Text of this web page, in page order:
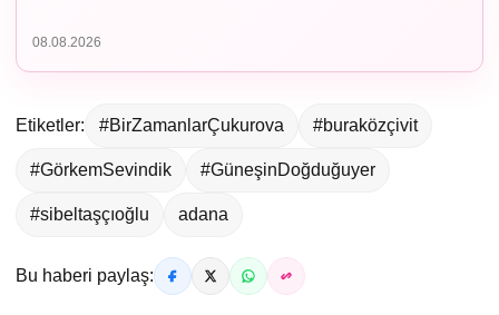
08.08.2026
Etiketler: #BirZamanlarÇukurova #buraközçivit
#GörkemSevindik #GüneşinDoğduğuyer
#sibeltaşçıoğlu adana
Bu haberi paylaş: